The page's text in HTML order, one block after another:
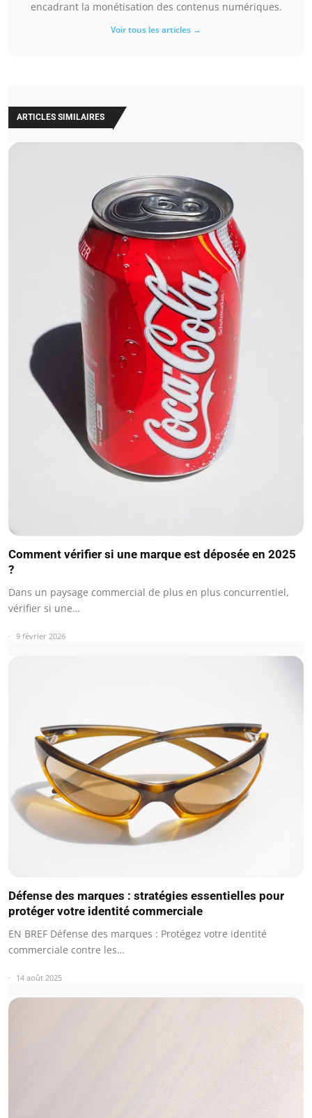
encadrant la monétisation des contenus numériques.
Voir tous les articles →
ARTICLES SIMILAIRES
Comment vérifier si une marque est déposée en 2025
?
Dans un paysage commercial de plus en plus concurrentiel,
vérifier si une…
9 février 2026
Défense des marques : stratégies essentielles pour
protéger votre identité commerciale
EN BREF Défense des marques : Protégez votre identité
commerciale contre les…
14 août 2025